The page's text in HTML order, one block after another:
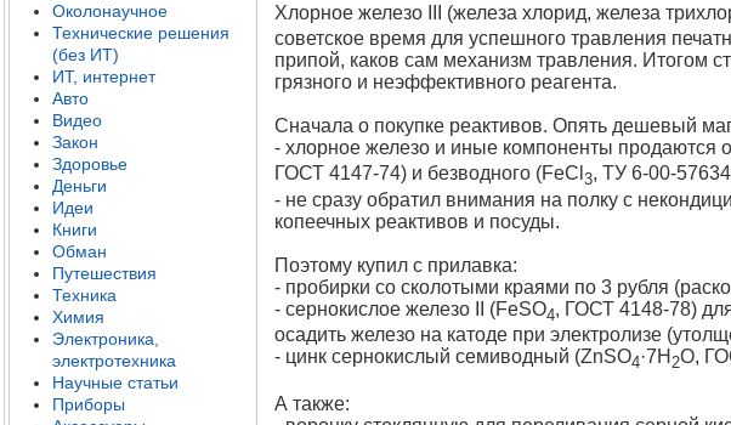
Околонаучное
Технические решения
(без ИТ)
ИТ, интернет
Авто
Видео
Закон
Здоровье
Деньги
Идеи
Книги
Обман
Путешествия
Техника
Химия
Электроника,
электротехника
Научные статьи
Приборы
Хлорное железо III (железа хлорид, железа
советское время для успешного травления
припой, каков сам механизм травления. Итогом
грязного и неэффективного реагента.
Сначала о покупке реактивов. Опять дешевый
- хлорное железо и иные компоненты продаются
ГОСТ 4147-74) и безводного (FeCl 3, ТУ 6-00-
- не сразу обратил внимания на полку с
копеечных реактивов и посуды.
Поэтому купил с прилавка:
- пробирки со сколотыми краями по 3 рубля
- сернокислое железо II (FeSO4, ГОСТ 4148-78)
осадить железо на катоде при электролизе
- цинк сернокислый семиводный (ZnSO4·7H 2O,
А также: